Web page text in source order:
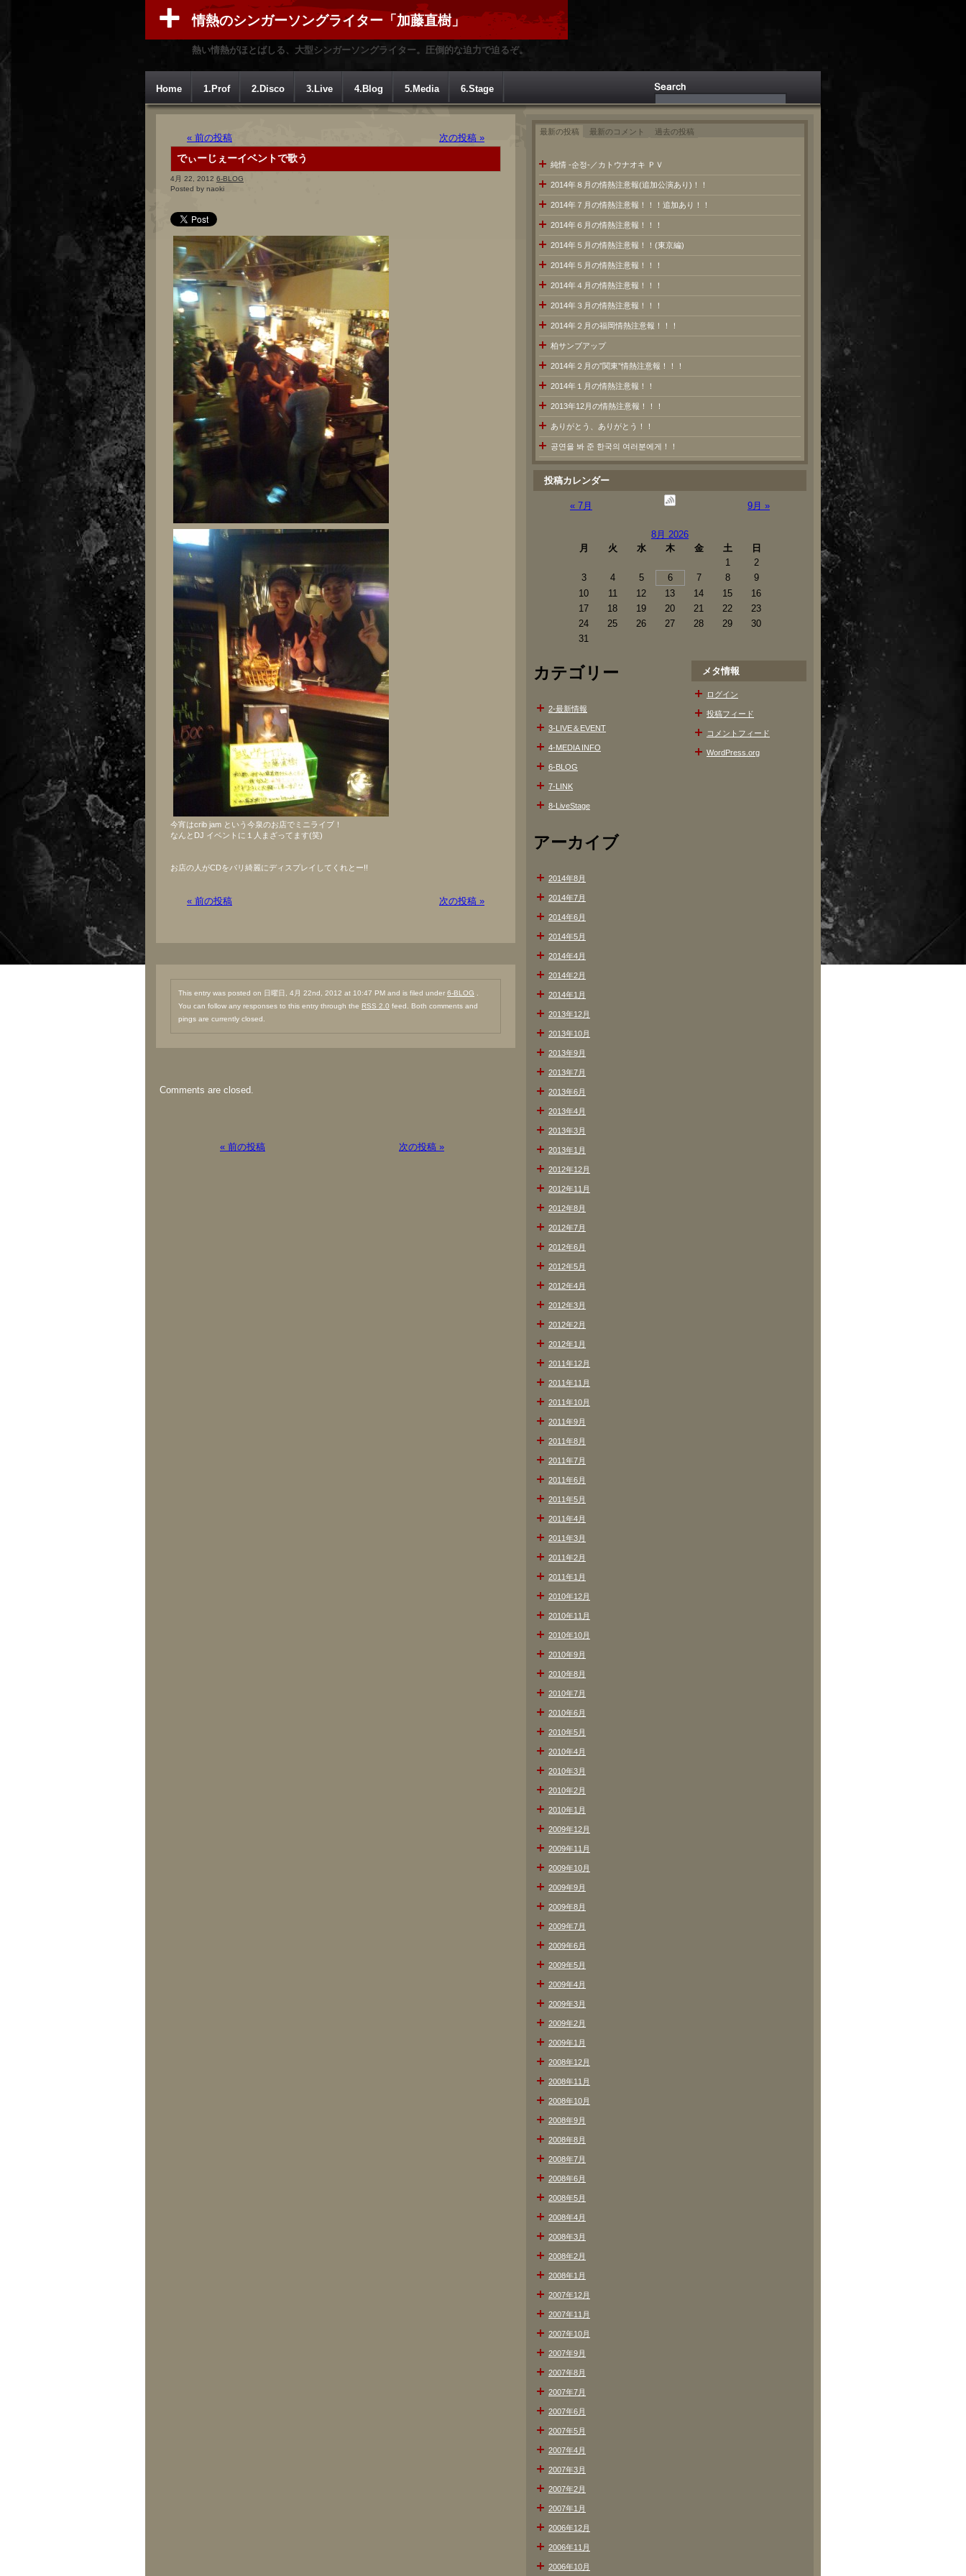
情熱のシンガーソングライター「加藤直樹」
熱い情熱がほとばしる、大型シンガーソングライター。圧倒的な迫力で迫るぞ。
Home 1.Prof 2.Disco 3.Live 4.Blog 5.Media 6.Stage
« 前の投稿 次の投稿 »
でぃーじぇーイベントで歌う
4月 22, 2012 6-BLOG
Posted by naoki
今宵はcrib jam という今泉のお店でミニライブ！
なんとDJ イベントに１人まざってます(笑)
お店の人がCDをバリ綺麗にディスプレイしてくれとー!!
« 前の投稿 次の投稿 »
This entry was posted on 日曜日, 4月 22nd, 2012 at 10:47 PM and is filed under 6-BLOG
You can follow any responses to this entry through the RSS 2.0 feed. Both comments and
pings are currently closed.
Comments are closed.
« 前の投稿 次の投稿 »
最新の投稿 最新のコメント 過去の投稿
純情 -순정-／カトウナオキ ＰＶ
2014年８月の情熱注意報(追加公演あり)！！
2014年７月の情熱注意報！！！追加あり！！
2014年６月の情熱注意報！！！
2014年５月の情熱注意報！！(東京編)
2014年５月の情熱注意報！！！
2014年４月の情熱注意報！！！
2014年３月の情熱注意報！！！
2014年２月の福岡情熱注意報！！！
柏サンブアップ
2014年２月の”関東”情熱注意報！！！
2014年１月の情熱注意報！！
2013年12月の情熱注意報！！！
ありがとう、ありがとう！！
공연을 봐 준 한국의 여러분에게！！
投稿カレンダー
« 7月 9月 »
8月 2026
月
火 水 木 金 土
日
1
2
3
4 5 6 7 8
9
10
11 12 13 14 15
16
17
18 19 20 21 22
23
24
25 26 27 28 29
30
31
カテゴリー
2-最新情報
3-LIVE＆EVENT
4-MEDIA INFO
6-BLOG
7-LINK
8-LiveStage
アーカイブ
2014年8月
2014年7月
2014年6月
2014年5月
2014年4月
2014年2月
2014年1月
2013年12月
2013年10月
2013年9月
2013年7月
2013年6月
2013年4月
2013年3月
2013年1月
2012年12月
2012年11月
2012年8月
2012年7月
2012年6月
2012年5月
2012年4月
2012年3月
2012年2月
2012年1月
2011年12月
2011年11月
2011年10月
2011年9月
2011年8月
2011年7月
2011年6月
2011年5月
2011年4月
2011年3月
2011年2月
2011年1月
2010年12月
2010年11月
2010年10月
2010年9月
2010年8月
2010年7月
2010年6月
2010年5月
2010年4月
2010年3月
2010年2月
2010年1月
2009年12月
2009年11月
2009年10月
2009年9月
2009年8月
2009年7月
2009年6月
2009年5月
2009年4月
2009年3月
2009年2月
2009年1月
2008年12月
2008年11月
2008年10月
2008年9月
2008年8月
2008年7月
2008年6月
2008年5月
2008年4月
2008年3月
2008年2月
2008年1月
2007年12月
2007年11月
2007年10月
2007年9月
2007年8月
2007年7月
2007年6月
2007年5月
2007年4月
2007年3月
2007年2月
2007年1月
2006年12月
2006年11月
2006年10月
メタ情報
ログイン
投稿フィード
コメントフィード
WordPress.org